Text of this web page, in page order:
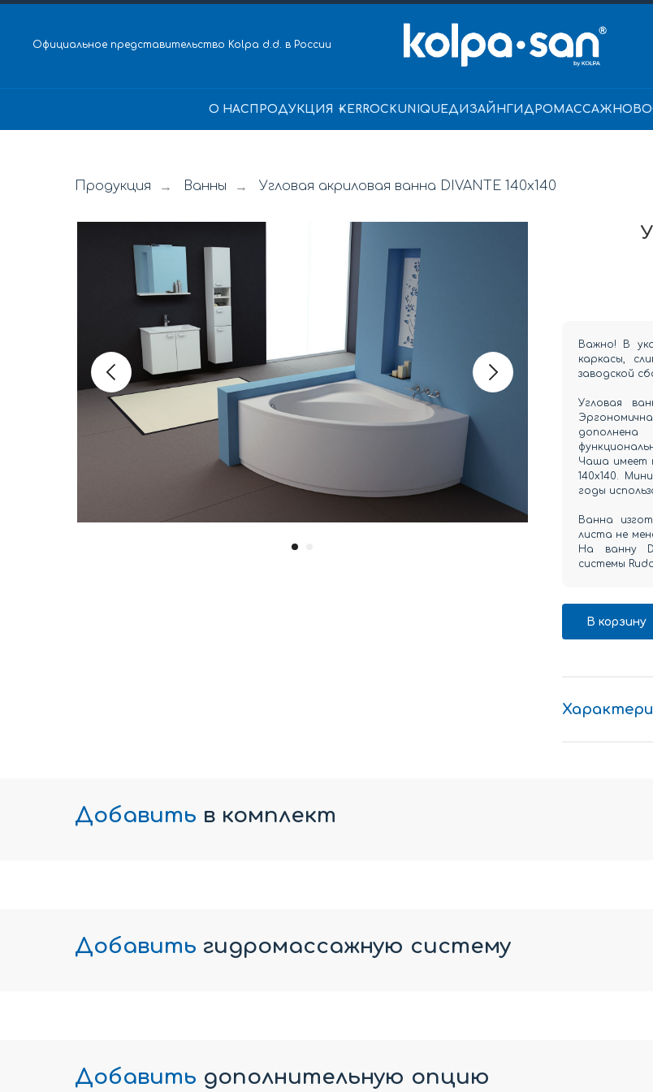
Официальное представительство Kolpa d.d. в России
О НАС ПРОДУКЦИЯ KERROCKUNIQUEДИЗАЙН ГИДРОМАССАЖ
Продукция → Ванны → Угловая акриловая ванна DIVANTE 140x140
Важно! В
каркасы,
заводской
Угловая
Чаша имеет
140х140.
годы
Ванна
листа не
На ванну
системы
В корзину
Добавить в комплект
Добавить гидромассажную систему
Добавить дополнительную опцию